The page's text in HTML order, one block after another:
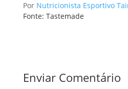
PorNutricionista Esportivo
Fonte: Tastemade
Enviar Comentário